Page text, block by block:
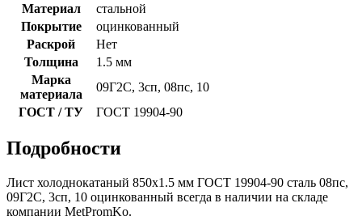
Материал
стальной
Покрытие
оцинкованный
Раскрой
Нет
Толщина
1.5 мм
Марка
материала
09Г2С, 3сп, 08пс, 10
ГОСТ / ТУ
ГОСТ 19904-90
Подробности
Лист холоднокатаный 850x1.5 мм ГОСТ 19904-90 сталь 08пс,
09Г2С, 3сп, 10 оцинкованный всегда в наличии на складе
компании MetPromKo.